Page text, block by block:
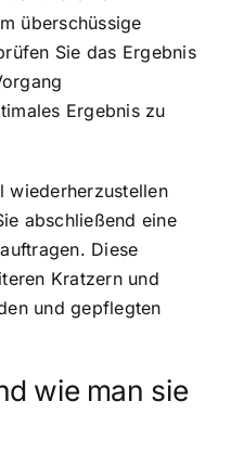
überschüssige
Sie das Ergebnis
Ergebnis zu
wiederherzustellen
abschließend eine
Diese
Kratzern und
und gepflegten
wie man sie